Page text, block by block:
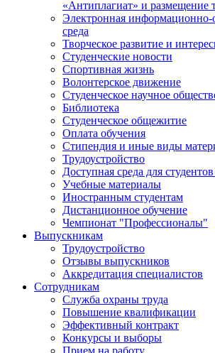
«Антиплагиат» и
Электронная информационно-
среда
Творческое развитие и
Студенческие новости
Спортивная жизнь
Волонтерское движение
Студенческое научное
Библиотека
Студенческое общежитие
Оплата обучения
Стипендия и иные виды
Трудоустройство
Доступная среда для
Учебные материалы
Иностранным студентам
Дистанционное обучение
Чемпионат "Профессионалы"
Выпускникам
Трудоустройство
Отзывы выпускников
Аккредитация специалистов
Сотрудникам
Служба охраны труда
Повышение квалификации
Эффективный контракт
Конкурсы и выборы
Прием на работу